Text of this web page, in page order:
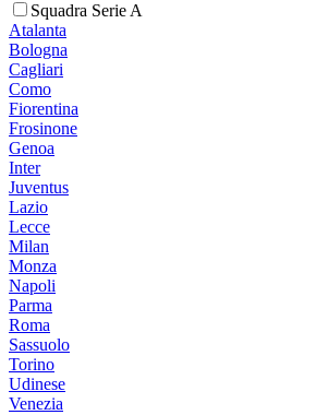
Squadra Serie A
Atalanta
Bologna
Cagliari
Como
Fiorentina
Frosinone
Genoa
Inter
Juventus
Lazio
Lecce
Milan
Monza
Napoli
Parma
Roma
Sassuolo
Torino
Udinese
Venezia